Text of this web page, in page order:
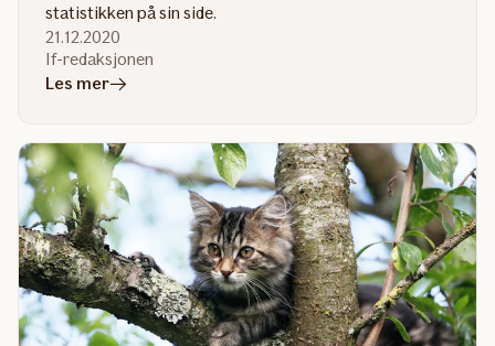
statistikken på sin side.
21.12.2020
If-redaksjonen
Les meri
friskeste
katterasene